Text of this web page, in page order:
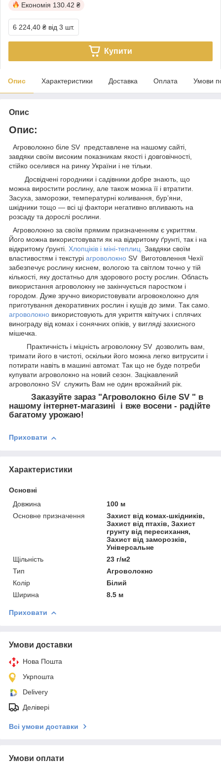
Економія 130.42 ₴
6 224,40 ₴ від 3 шт.
Купити
Опис Характеристики Доставка Оплата Умови
Опис
Опис:
Агроволокно біле SV представлене на нашому сайті,
завдяки своїм високим показникам якості і довговічності,
стійко оселився на ринку України і не тільки.
Досвідчені городники і садівники добре знають, що
можна виростити рослину, але також можна її і втратити.
Засуха, заморозки, температурні коливання, бур’яни,
шкідники тощо — всі ці фактори негативно впливають на
розсаду та дорослі рослини.
Агроволокно за своїм прямим призначенням є укриттям.
Його можна використовувати як на відкритому ґрунті, так і на
відкритому ґрунті. Хлопціків і міні-теплиц. Завдяки своїм
властивостям і текстурі агроволокно SV Виготовлення Чехії
забезпечує рослину киснем, вологою та світлом точно у тій
кількості, яку достатньо для здорового росту рослин. Область
використання агроволокну не закінчується паростком і
городом. Дуже зручно використовувати агровоколокно для
приготування декоративних рослин і кущів до зими. Так само.
агроволокно використовують для укриття квітучих і сплячих
винограду від комах і сонячних опіків, у вигляді захисного
мішечка.
Практичність і міцність агроволокну SV дозволить вам,
тримати його в чистоті, оскільки його можна легко витрусити і
потирати навіть в машині автомат. Так що не буде потреби
купувати агроволокно на новий сезон. Зацікавлений
агроволокно SV служить Вам не один врожайний рік.
Заказуйте зараз "Агроволокно біле SV " в
нашому інтернет-магазині і вже восени - радійте
багатому урожаю!
Приховати
Характеристики
Основні
Довжина
100 м
Основне призначення
Захист від комах-шкідників,
Захист від птахів, Захист
грунту від пересихання,
Захист від заморозків,
Універсальне
Щільність
23 г/м2
Тип
Агроволокно
Колір
Білий
Ширина
8.5 м
Приховати
Умови доставки
Нова Пошта
Укрпошта
Delivery
Делівері
Всі умови доставки
Умови оплати